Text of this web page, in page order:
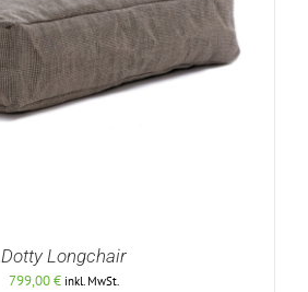
Dotty Longchair
799,00€ inkl. MwSt.